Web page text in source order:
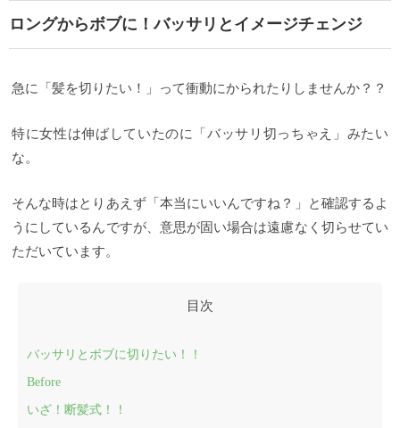
ロングからボブに！バッサリとイメージチェンジ
急に「髪を切りたい！」って衝動にかられたりしませんか？？
特に女性は伸ばしていたのに「バッサリ切っちゃえ」みたい
な。
そんな時はとりあえず「本当にいいんですね？」と確認するよ
うにしているんですが、意思が固い場合は遠慮なく切らせてい
ただいています。
バッサリとボブに切りたい！！
Before
いざ！断髪式！！